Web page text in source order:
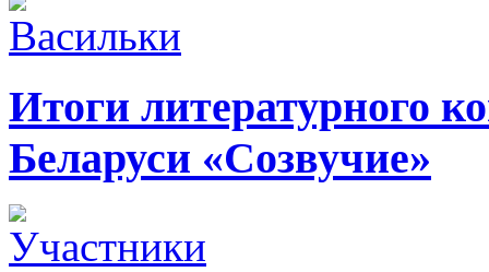
Итоги литературного
Беларуси «Созвучие»